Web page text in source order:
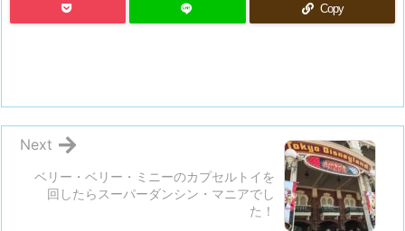
の
お
買
い
物
Copy
ベリー・ベリー・ミニーのカプセルトイを
回したらスーパーダンシン・マニアでし
た！
Next